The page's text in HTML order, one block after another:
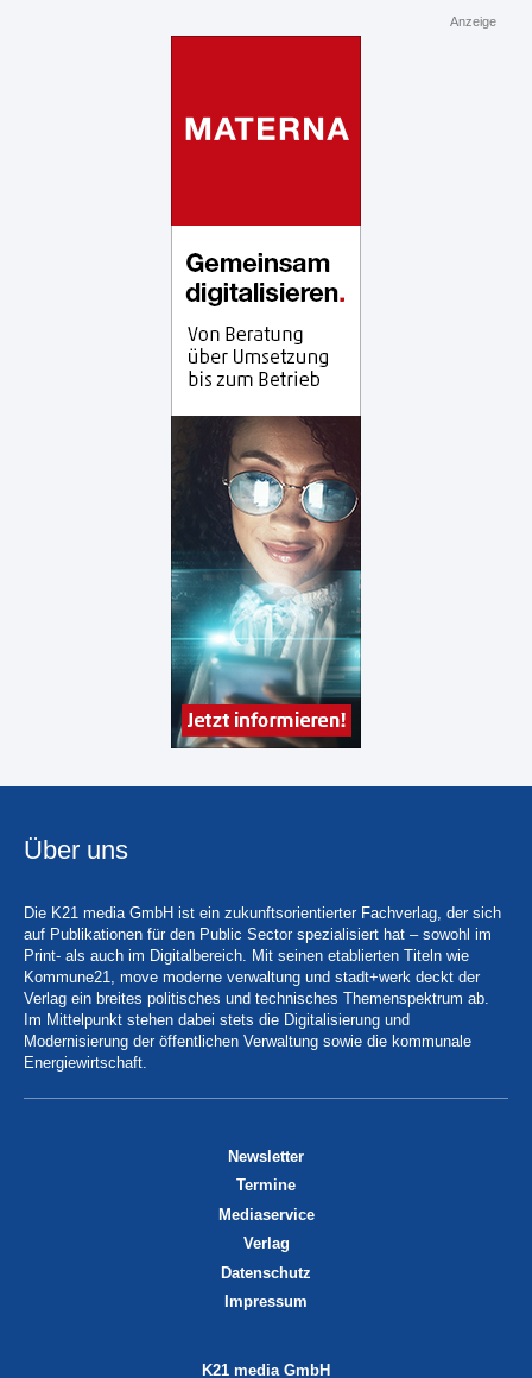
Anzeige
Über uns
Die K21 media GmbH ist ein zukunftsorientierter Fachverlag, der sich
auf Publikationen für den Public Sector spezialisiert hat – sowohl im
Print- als auch im Digitalbereich. Mit seinen etablierten Titeln wie
Kommune21, move moderne verwaltung und stadt+werk deckt der
Verlag ein breites politisches und technisches Themenspektrum ab.
Im Mittelpunkt stehen dabei stets die Digitalisierung und
Modernisierung der öffentlichen Verwaltung sowie die kommunale
Energiewirtschaft.
Newsletter
Termine
Mediaservice
Verlag
Datenschutz
Impressum
K21 media GmbH